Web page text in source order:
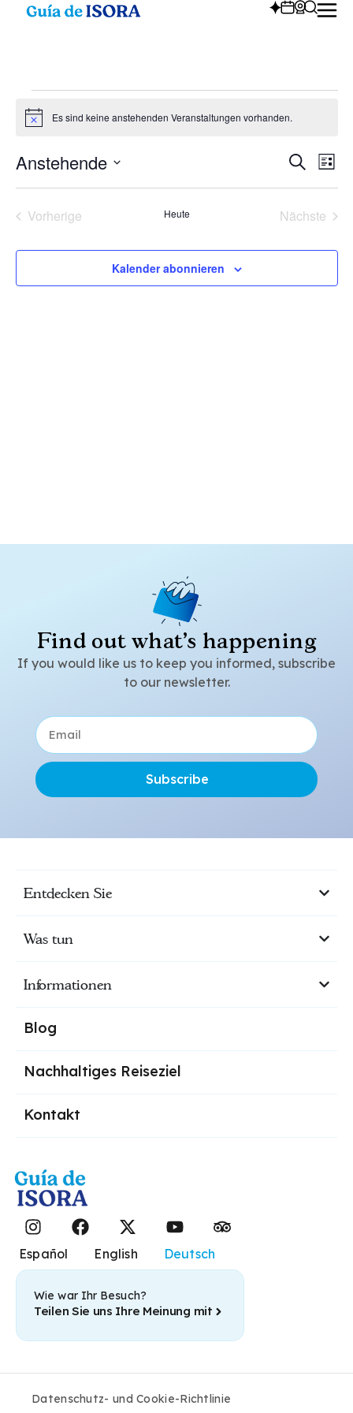
HinweisEs sind keine anstehenden Veranstaltungen vorhanden.
und
Suche
Liste
Anstehende
wählen.
VorherigeVeranstaltungenHeute Nächste
Kalender abonnieren
Find out what's happening
If you would like us to keep you informed, subscribe
to our newsletter.
Subscribe
Entdecken Sie
Was tun
Informationen
Blog
Nachhaltiges Reiseziel
Kontakt
Español English Deutsch
Wie war Ihr Besuch?
Teilen Sie uns Ihre Meinung mit
Datenschutz- und Cookie-Richtlinie